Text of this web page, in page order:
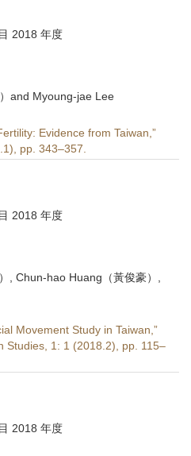
2018 年度
and Myoung-jae Lee
Evidence from Taiwan,”
pp. 343–357.
2018 年度
, Chun-hao Huang（黃俊豪）,
Movement Study in Taiwan,”
Studies, 1: 1 (2018.2), pp. 115–
2018 年度